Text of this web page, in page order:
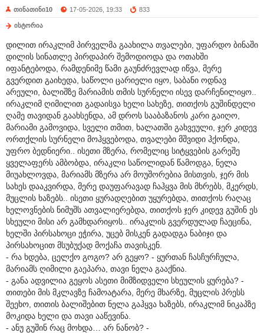
თინათინი10 17-05-2026, 19:33 833
ისტორია
დილით ირაკლიმ პირველმა გაახილა თვალები, უფარდო ბინაში
დილის სინათლე პირდაპირ შემოდიოდა და ოთახში
იფანტებოდა, რამდენიმე წამი გაუნძრევლად იწვა, მერე
გვერდით გაიხედა, საწოლი ცარიელი იყო, საბანი ოდნავ
არეული, ბალიშზე მარიამის თმის სურნელი ისევ დარჩენილიყო..
ირაკლიმ ღიმილით გადაისვა ხელი სახეზე, თითქოს გუშინდელი
ღამე თავიდან გაახსენდა, ამ დროს სააბაზანოს კარი გაიღო,
მარიამი გამოვიდა, სველი თმით, ხალათში გახვეული, ჯერ კიდევ
ორთქლის სურნელი მოჰყვებოდა, თვალები მშვიდი ჰქონდა,
უფრო ბედნიერი.. ისეთი მზერა, რომელიც სიტყვების გარეშე
ყველაფერს ამბობდა, ირაკლი საწოლიდან წამოდგა, ნელა
მიუახლოვდა, მარიამს მზერა არ მოუშორებია მისთვის, ჯერ მის
სახეს დააკვირდა, მერე დაუფარავად ჩაჰყვა მის მხრებს, მკერდს,
მუცლის ხაზებს.. ისეთი ყურადღებით უყურებდა, თითქოს რაღაც
ხელოვნების ნიმუშს ათვალიერებდა, თითქოს ჯერ კიდევ გუშინ ეს
სხეული მისი არ გამხდარიყოს.. ირაკლის გვერდულად ჩაეცინა,
ხელში პირსახოცი ეჭირა, უცებ მისკენ გადადგა ნაბიჯი და
პირსახოცით მსუბუქად მოქაჩა თავისკენ.
- რა ხდება, ცელქო გოგო? არ გეყო? - ყურთან ჩასჩურჩულა,
მარიამს ღიმილი გაეპარა, თავი ნელა გააქნია.
- განა ადვილია გეყოს ასეთი მიმზიდველი სხეულის ყურება? -
თითები მის მკლავზე ჩამოატარა, მერე მხარზე, მუცლის პრესს
შეეხო, თითის ბალიშებით ნელა გაჰყვა ხაზებს, ირაკლიმ ნიკაპზე
მოკიდა ხელი და თავი ააწევინა.
- ანუ გუშინ რაც მოხდა… არ ნანობ? -